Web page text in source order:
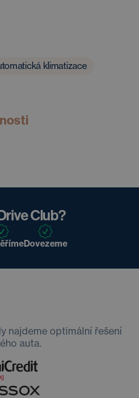
klimatizace
Club?
Dovezeme
najdeme optimální řešení
auta.